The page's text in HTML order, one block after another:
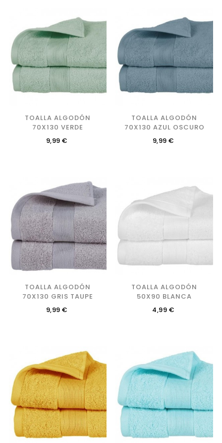
TOALLA ALGODÓN
70X130 VERDE
Precio
9,99 €
TOALLA ALGODÓN
70X130 AZUL OSCURO
Precio
9,99 €
TOALLA ALGODÓN
70X130 GRIS TAUPE
Precio
9,99 €
TOALLA ALGODÓN
50X90 BLANCA
Precio
4,99 €